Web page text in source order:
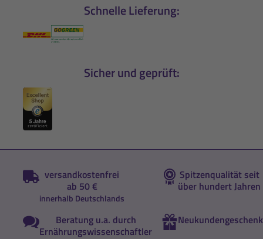
Schnelle Lieferung:
Sicher und geprüft:
versandkostenfrei
ab 50 €
innerhalb Deutschlands
Spitzenqualität seit
über hundert Jahren
Beratung u.a. durch
Ernährungswissenschaftler
Neukundengeschenk